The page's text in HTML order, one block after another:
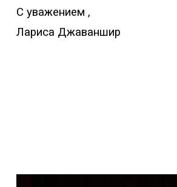
С уважением ,
Лариса Джаваншир